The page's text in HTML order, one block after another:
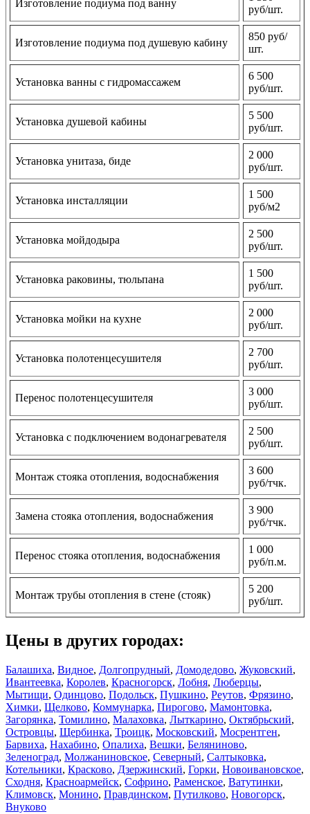
Изготовление подиума под ванну
руб/шт.
Изготовление подиума под душевую кабину
850 руб/
шт.
Установка ванны с гидромассажем
6 500
руб/шт.
Установка душевой кабины
5 500
руб/шт.
Установка унитаза, биде
2 000
руб/шт.
Установка инсталляции
1 500
руб/м2
Установка мойдодыра
2 500
руб/шт.
Установка раковины, тюльпана
1 500
руб/шт.
Установка мойки на кухне
2 000
руб/шт.
Установка полотенцесушителя
2 700
руб/шт.
Перенос полотенцесушителя
3 000
руб/шт.
Установка с подключением водонагревателя
2 500
руб/шт.
Монтаж стояка отопления, водоснабжения
3 600
руб/тчк.
Замена стояка отопления, водоснабжения
3 900
руб/тчк.
Перенос стояка отопления, водоснабжения
1 000
руб/п.м.
Монтаж трубы отопления в стене (стояк)
5 200
руб/шт.
Цены в других городах:
Балашиха, Видное, Долгопрудный, Домодедово, Жуковский,
Ивантеевка, Королев, Красногорск, Лобня, Люберцы,
Мытищи, Одинцово, Подольск, Пушкино, Реутов, Фрязино,
Химки, Щелково, Коммунарка, Пирогово, Мамонтовка,
Загорянка, Томилино, Малаховка, Лыткарино, Октябрьский,
Островцы, Щербинка, Троицк, Московский, Мосрентген,
Барвиха, Нахабино, Опалиха, Вешки, Беляниново,
Зеленоград, Молжаниновское, Северный, Салтыковка,
Котельники, Красково, Дзержинский, Горки, Новоивановское,
Сходня, Красноармейск, Софрино, Раменское, Ватутинки,
Климовск, Монино, Правдинском, Путилково, Новогорск,
Внуково